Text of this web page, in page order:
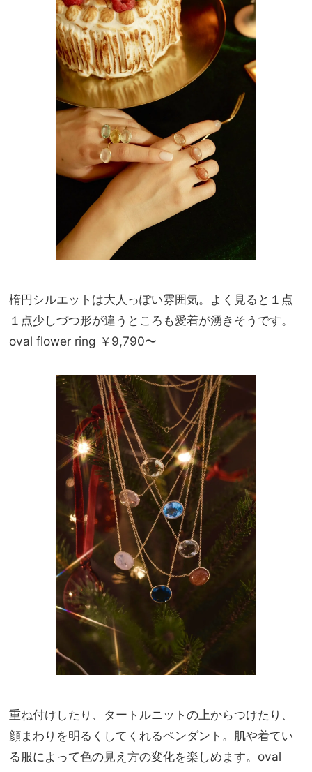
楕円シルエットは大人っぽい雰囲気。よく見ると１点
１点少しづつ形が違うところも愛着が湧きそうです。
oval flower ring ￥9,790〜
重ね付けしたり、タートルニットの上からつけたり、
顔まわりを明るくしてくれるペンダント。肌や着てい
る服によって色の見え方の変化を楽しめます。oval